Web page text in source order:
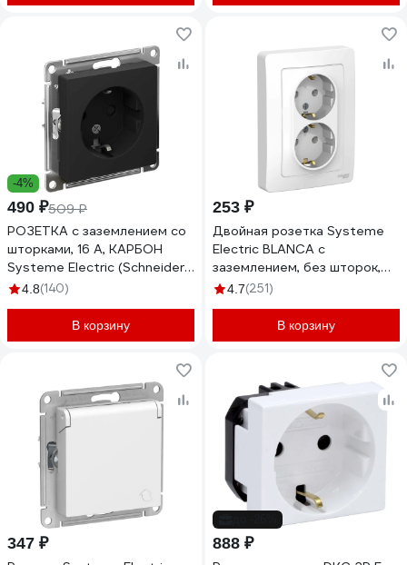
-4%
490 ₽509 ₽
РОЗЕТКА с заземлением со
шторками, 16 А, КАРБОН
Systeme Electric (Schneider
Electric) ATLASDESIGN
4.8(140)
В корзину
253 ₽
Двойная розетка Systeme
Electric BLANCA с
заземлением, без шторок,
БЕЛЫЙ BLNRS001021
4.7(251)
В корзину
347 ₽ 888 ₽